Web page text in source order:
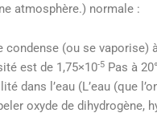
atmosphère.) normale :
condense (ou se vaporise)
est de 1,75×10-5Pas à
dans l’eau (L’eau (que
oxyde de dihydrogène,